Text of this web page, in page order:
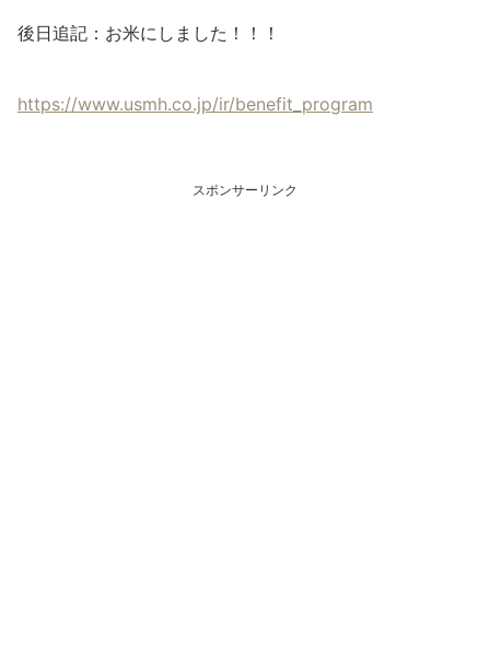
後日追記：お米にしました！！！
https://www.usmh.co.jp/ir/benefit_program
スポンサーリンク